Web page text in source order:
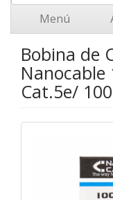
Menú
Bobina de
Nanocable
Cat.5e/